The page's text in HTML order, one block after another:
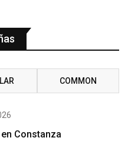
COMMON
Constanza